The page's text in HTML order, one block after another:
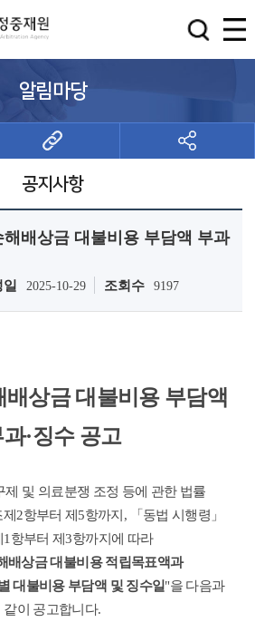
알림마당
공지사항
해배상금 대불비용 부담액 부과
2025-10-29 조회수 9197
배상금 대불비용 부담액
·징수 공고
제 및 의료분쟁 조정 등에 관한 법률
2항부터 제5항까지, 「동법 시행령」
1항부터 제3항까지에 따라
배상금 대불비용 적립목표액과
대불비용 부담액 및 징수일"을 다음과
같이 공고합니다.